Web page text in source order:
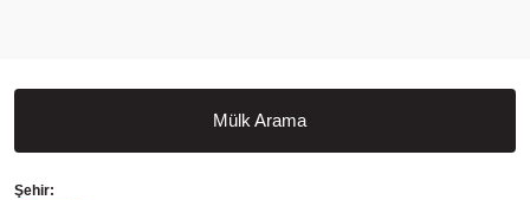
Mülk Arama
Şehir: